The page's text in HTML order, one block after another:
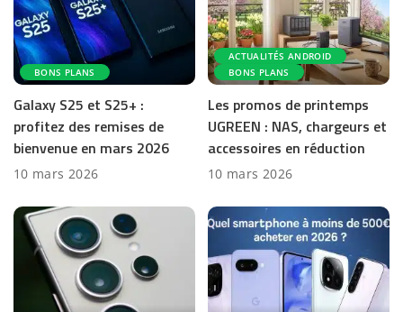
BONS PLANS
Galaxy S25 et S25+ :
profitez des remises de
bienvenue en mars 2026
10 mars 2026
ACTUALITÉS ANDROID
BONS PLANS
Les promos de printemps
UGREEN : NAS, chargeurs et
accessoires en réduction
10 mars 2026